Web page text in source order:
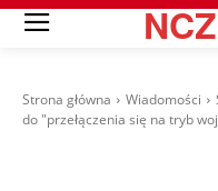
Strona główna Wiadomości
do "przełączenia się na tryb